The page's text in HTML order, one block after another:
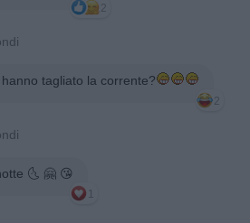
2
hanno tagliato la corrente?
2
🌜 🤗 😘
1